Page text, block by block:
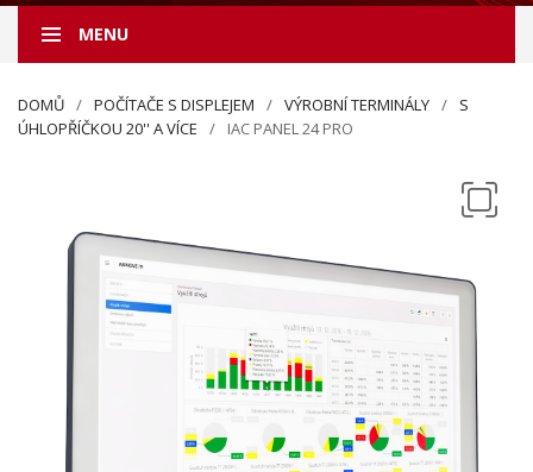
MENU
DOMŮ POČÍTAČE S DISPLEJEM VÝROBNÍ TERMINÁLY
S
ÚHLOPŘÍČKOU 20'' A VÍCE
IAC PANEL 24 PRO